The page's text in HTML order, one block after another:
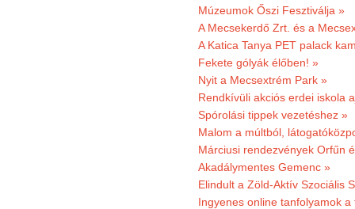
Múzeumok Őszi Fesztiválja »
A Mecsekerdő Zrt. és a
A Katica Tanya PET palack
Fekete gólyák élőben! »
Nyit a Mecsextrém Park »
Rendkívüli akciós erdei iskola
Spórolási tippek vezetéshez »
Malom a múltból,
Márciusi rendezvények Orfűn
Akadálymentes Gemenc »
Elindult a Zöld-Aktív Szociális
Ingyenes online tanfolyamok